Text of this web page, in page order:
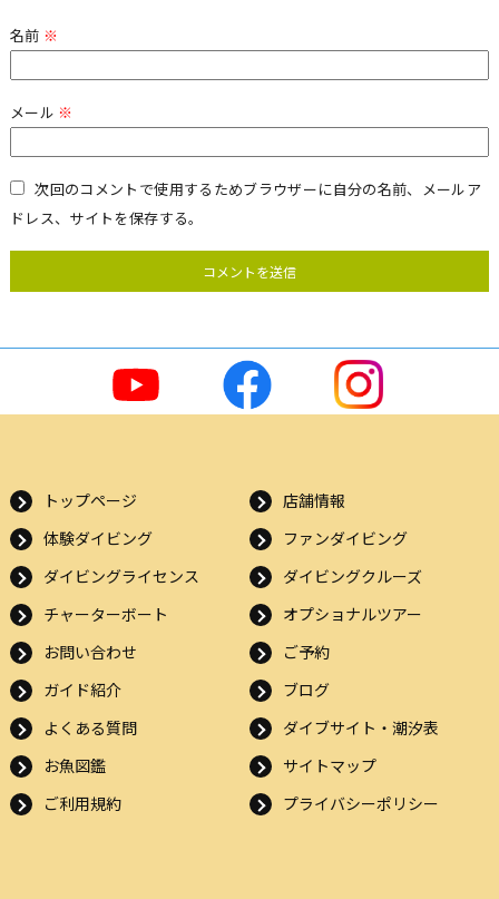
名前 ※
メール ※
次回のコメントで使用するためブラウザーに自分の名前、メールア
ドレス、サイトを保存する。
トップページ
店舗情報
体験ダイビング
ファンダイビング
ダイビングライセンス
ダイビングクルーズ
チャーターボート
オプショナルツアー
お問い合わせ
ご予約
ガイド紹介
ブログ
よくある質問
ダイブサイト・潮汐表
お魚図鑑
サイトマップ
ご利用規約
プライバシーポリシー